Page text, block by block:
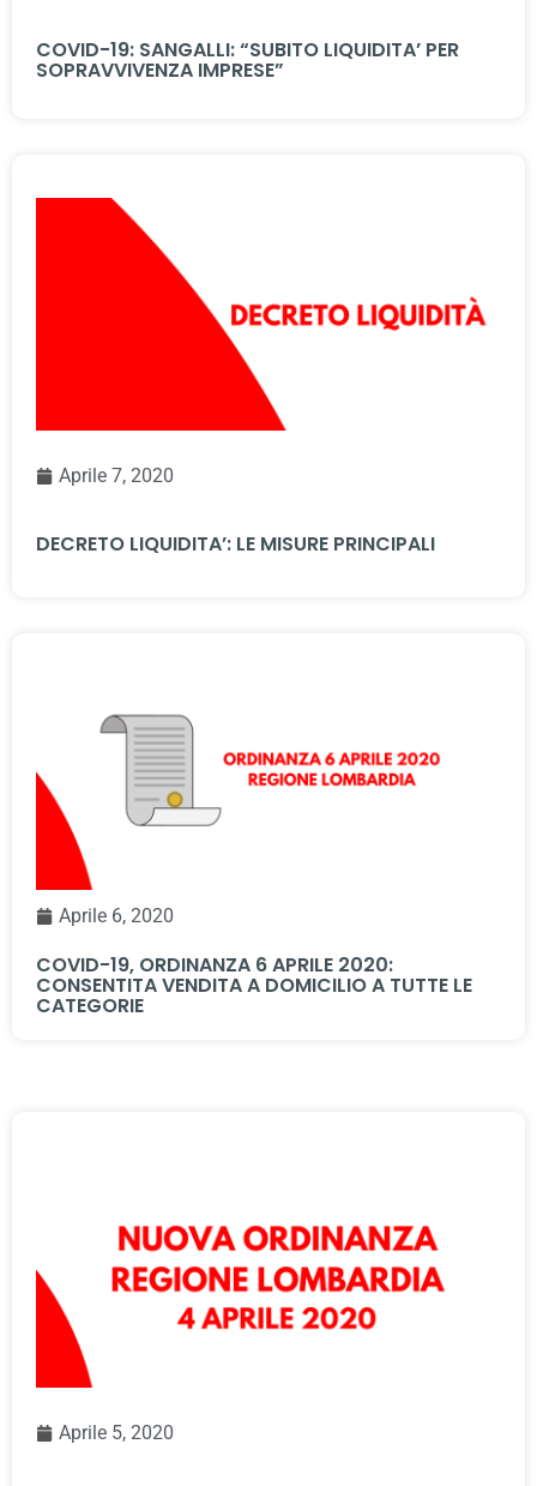
COVID-19: SANGALLI: “SUBITO LIQUIDITA’ PER
SOPRAVVIVENZA IMPRESE”
Aprile 7, 2020
DECRETO LIQUIDITA’: LE MISURE PRINCIPALI
Aprile 6, 2020
COVID-19, ORDINANZA 6 APRILE 2020:
CONSENTITA VENDITA A DOMICILIO A TUTTE LE
CATEGORIE
Aprile 5, 2020